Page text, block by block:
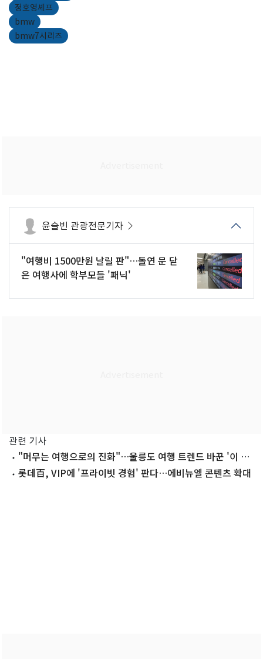
정호영셰프
bmw
bmw7시리즈
윤슬빈 관광전문기자
"여행비 1500만원 날릴 판"…돌연 문 닫
은 여행사에 학부모들 '패닉'
관련 기사
"머무는 여행으로의 진화"…울릉도 여행 트렌드 바꾼 '이 리
조트'
롯데百, VIP에 '프라이빗 경험' 판다…에비뉴엘 콘텐츠 확대